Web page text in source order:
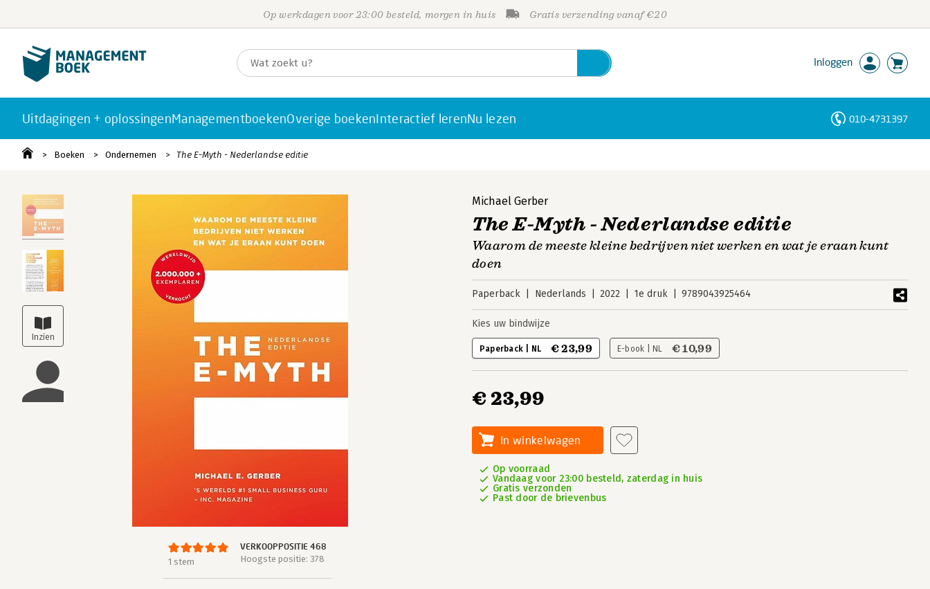
Op werkdagen voor 23:00 besteld, morgen in huis Gratis verzending vanaf €20
Inloggen
Uitdagingen + oplossingenManagementboekenOverige boekenInteractief lerenNu lezen 010-4731397
Boeken Ondernemen The E-Myth - Nederlandse editie
1 stem
VERKOOPPOSITIE 468
Hoogste positie: 378
Michael Gerber
The E-Myth - Nederlandse editie
Waarom de meeste kleine bedrijven niet werken en wat je eraan kunt
doen
Paperback Nederlands 2022 1e druk 9789043925464
Kies uw bindwijze
Paperback | NL € 23,99 E-book | NL € 10,99
€ 23,99
In winkelwagen
Op voorraad
Vandaag voor 23:00 besteld, zaterdag in huis
Gratis verzonden
Past door de brievenbus
Personen